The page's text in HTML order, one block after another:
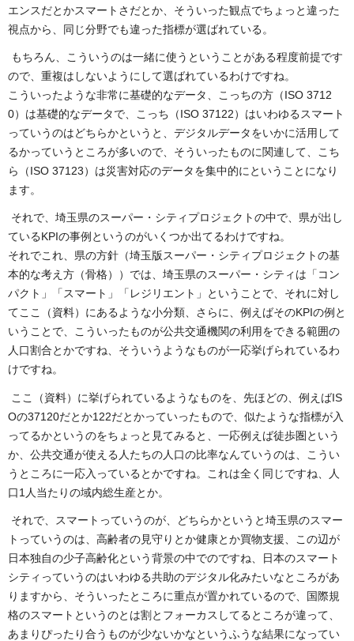
エンスだとかスマートさだとか、そういった観点でちょっと違った
視点から、同じ分野でも違った指標が選ばれている。
もちろん、こういうのは一緒に使うということがある程度前提です
ので、重複はしないようにして選ばれているわけですね。
こういったような非常に基礎的なデータ、こっちの方（ISO 3712
0）は基礎的なデータで、こっち（ISO 37122）はいわゆるスマート
っていうのはどちらかというと、デジタルデータをいかに活用して
るかっていうところが多いので、そういったものに関連して、こち
ら（ISO 37123）は災害対応のデータを集中的にということになり
ます。
それで、埼玉県のスーパー・シティプロジェクトの中で、県が出し
ているKPIの事例というのがいくつか出てるわけですね。
それでこれ、県の方針（埼玉版スーパー・シティプロジェクトの基
本的な考え方（骨格））では、埼玉県のスーパー・シティは「コン
パクト」「スマート」「レジリエント」ということで、それに対し
てここ（資料）にあるような小分類、さらに、例えばそのKPIの例と
いうことで、こういったものが公共交通機関の利用をできる範囲の
人口割合とかですね、そういうようなものが一応挙げられているわ
けですね。
ここ（資料）に挙げられているようなものを、先ほどの、例えばIS
Oの37120だとか122だとかっていったもので、似たような指標が入
ってるかというのをちょっと見てみると、一応例えば徒歩圏という
か、公共交通が使える人たちの人口の比率なんていうのは、こうい
うところに一応入っているとかですね。これは全く同じですね、人
口1人当たりの域内総生産とか。
それで、スマートっていうのが、どちらかというと埼玉県のスマー
トっていうのは、高齢者の見守りとか健康とか買物支援、この辺が
日本独自の少子高齢化という背景の中でのですね、日本のスマート
シティっていうのはいわゆる共助のデジタル化みたいなところがあ
りますから、そういったところに重点が置かれているので、国際規
格のスマートというのとは割とフォーカスしてるところが違って、
あまりぴったり合うものが少ないかなというふうな結果になってい